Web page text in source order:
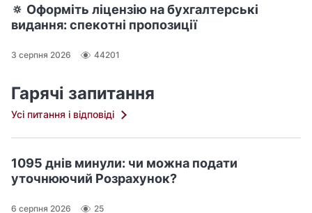
🔅 Оформіть ліцензію на бухгалтерські
видання: спекотні пропозиції
3 серпня 2026 44201
Гарячі запитання
Усі питання і відповіді
1095 днів минули: чи можна подати
уточнюючий Розрахунок?
6 серпня 2026 25